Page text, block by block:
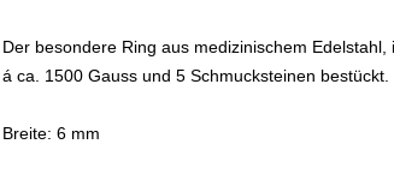
Der besondere Ring aus medizinischem
á ca. 1500 Gauss und 5 Schmucksteinen bestückt.
Breite: 6 mm